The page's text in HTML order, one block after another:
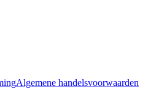
Algemene handelsvoorwaarden